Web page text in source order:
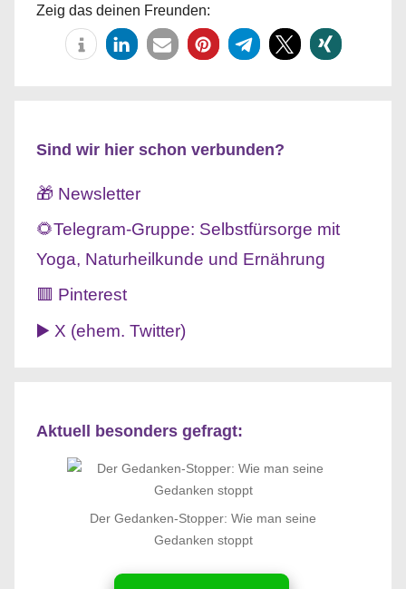
Zeig das deinen Freunden:
Sind wir hier schon verbunden?
🎁 Newsletter
🌻Telegram-Gruppe: Selbstfürsorge mit
Yoga, Naturheilkunde und Ernährung
🟥 Pinterest
▶️ X (ehem. Twitter)
Aktuell besonders gefragt:
Der Gedanken-Stopper: Wie man seine
Gedanken stoppt